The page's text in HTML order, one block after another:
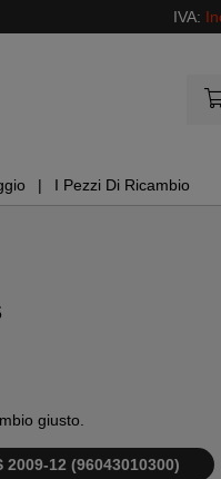
IVA:
I Pezzi Di Ricambio
giusto.
12 (96043010300)